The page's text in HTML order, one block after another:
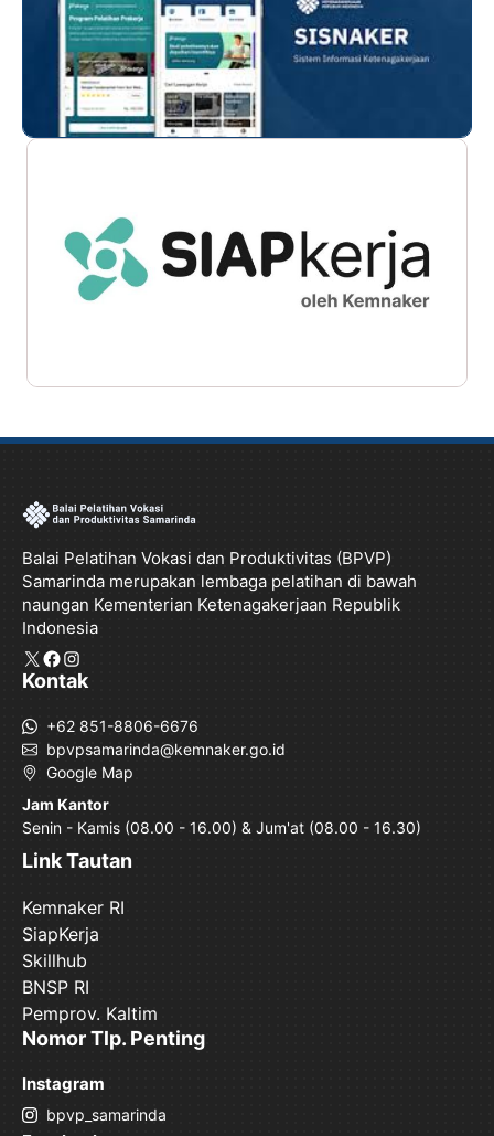
Balai Pelatihan Vokasi dan Produktivitas (BPVP)
Samarinda merupakan lembaga pelatihan di bawah
naungan Kementerian Ketenagakerjaan Republik
Indonesia
X Facebook
Instagram
Kontak
+62 851-8806-6676
bpvpsamarinda@kemnaker.go.id
Google Map
Jam Kantor
Senin - Kamis (08.00 - 16.00) & Jum'at (08.00 - 16.30)
Link Tautan
Kemnaker RI
SiapKerja
Skillhub
BNSP RI
Pemprov. Kaltim
Nomor Tlp. Penting
Instagram
bpvp_samarinda